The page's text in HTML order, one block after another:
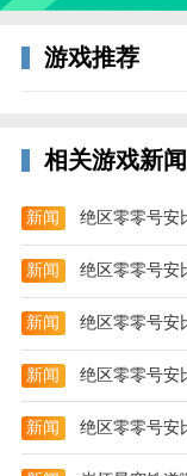
游戏推荐
相关游戏新闻
新闻 绝区零零号安
新闻 绝区零零号安
新闻 绝区零零号安
新闻 绝区零零号安
新闻 绝区零零号安